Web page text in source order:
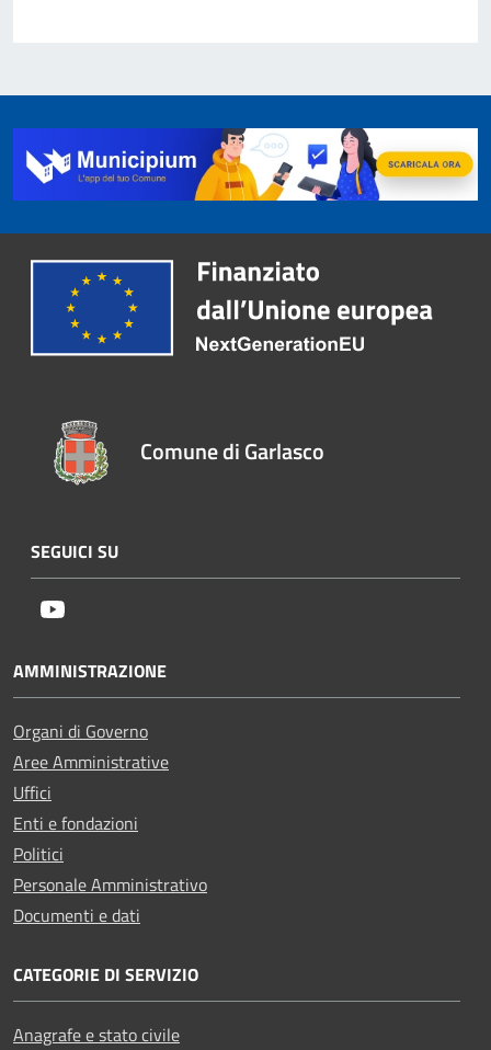
Comune di Garlasco
SEGUICI SU
AMMINISTRAZIONE
Organi di Governo
Aree Amministrative
Uffici
Enti e fondazioni
Politici
Personale Amministrativo
Documenti e dati
CATEGORIE DI SERVIZIO
Anagrafe e stato civile